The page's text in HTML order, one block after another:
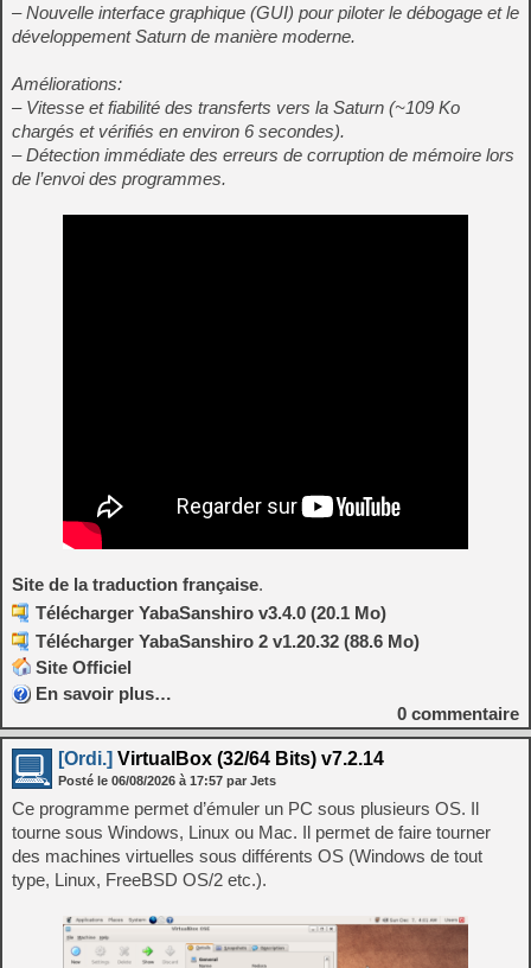
– Nouvelle interface graphique (GUI) pour piloter le débogage et le
développement Saturn de manière moderne.
Améliorations:
– Vitesse et fiabilité des transferts vers la Saturn (~109 Ko
chargés et vérifiés en environ 6 secondes).
– Détection immédiate des erreurs de corruption de mémoire lors
de l’envoi des programmes.
Site de la traduction française.
Télécharger YabaSanshiro v3.4.0 (20.1 Mo)
Télécharger YabaSanshiro 2 v1.20.32 (88.6 Mo)
Site Officiel
En savoir plus…
0 commentaire
[Ordi.] VirtualBox (32/64 Bits) v7.2.14
Posté le 06/08/2026 à 17:57 par Jets
Ce programme permet d’émuler un PC sous plusieurs OS. Il
tourne sous Windows, Linux ou Mac. Il permet de faire tourner
des machines virtuelles sous différents OS (Windows de tout
type, Linux, FreeBSD OS/2 etc.).